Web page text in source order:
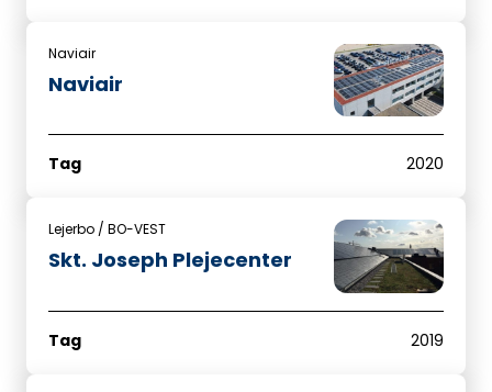
Naviair
Naviair
Tag 2020
Lejerbo / BO-VEST
Skt. Joseph Plejecenter
Tag 2019